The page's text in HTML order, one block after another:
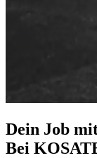
Dein Job
Bei